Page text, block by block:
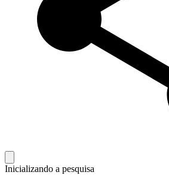
Inicializando a pesquisa